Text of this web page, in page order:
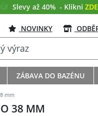
Slevy až 40% - Klikni ZDE
NOVINKY
ZÁBAVA DO BAZÉNU
mm
38 MM